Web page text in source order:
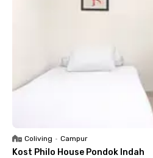
Coliving • Campur
Kost Philo House Pondok Indah